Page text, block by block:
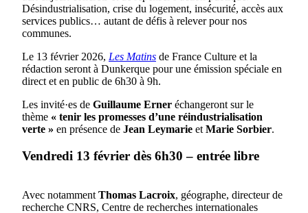
Désindustrialisation, crise du logement, insécurité, accès aux
services publics… autant de défis à relever pour nos
communes.
Le 13 février 2026, Les Matins de France Culture et la
rédaction seront à Dunkerque pour une émission spéciale en
direct et en public de 6h30 à 9h.
Les invité·es de Guillaume Erner échangeront sur le
thème « tenir les promesses d’une réindustrialisation
verte » en présence de Jean Leymarie et Marie Sorbier.
Vendredi 13 février dès 6h30 – entrée libre
Avec notamment Thomas Lacroix, géographe, directeur de
recherche CNRS, Centre de recherches internationales